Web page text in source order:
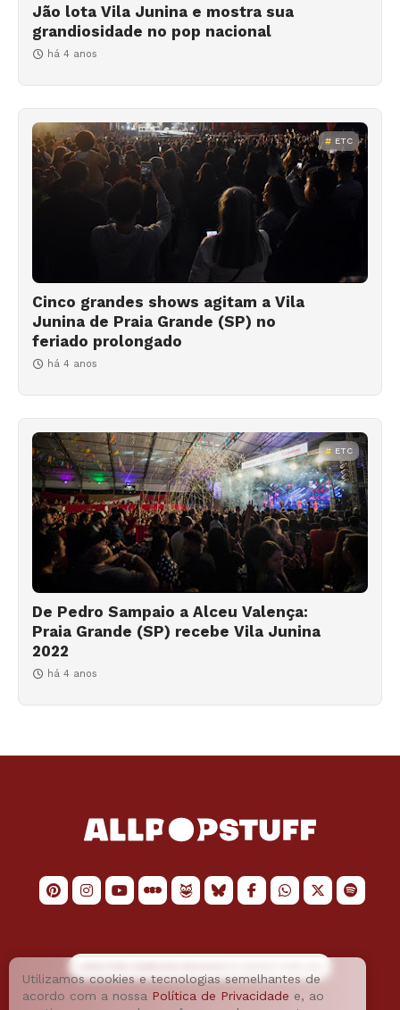
Jão lota Vila Junina e mostra sua
grandiosidade no pop nacional
há 4 anos
ETC
Cinco grandes shows agitam a Vila
Junina de Praia Grande (SP) no
feriado prolongado
há 4 anos
ETC
De Pedro Sampaio a Alceu Valença:
Praia Grande (SP) recebe Vila Junina
2022
há 4 anos
Utilizamos cookies e tecnologias semelhantes de
acordo com a nossa Política de Privacidade e, ao